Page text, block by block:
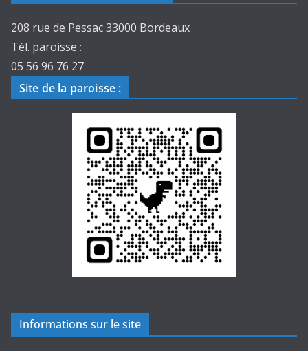
208 rue de Pessac 33000 Bordeaux
Tél. paroisse :
05 56 96 76 27
Site de la paroisse :
Informations sur le site